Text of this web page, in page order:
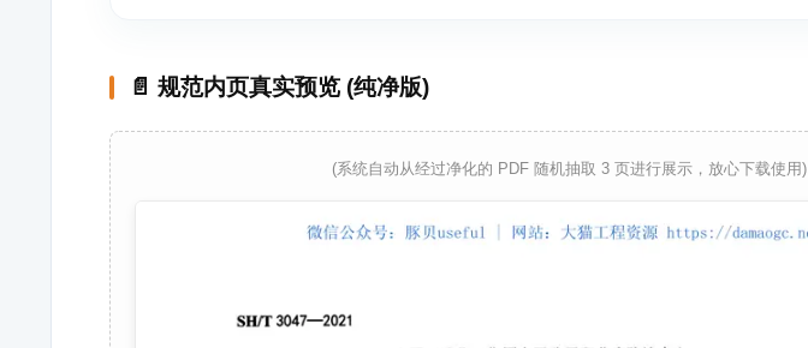
📄 规范内页真实预览 (纯净版)
(系统自动从经过净化的 PDF 随机抽取 3 页进行展示，放心下载使用)